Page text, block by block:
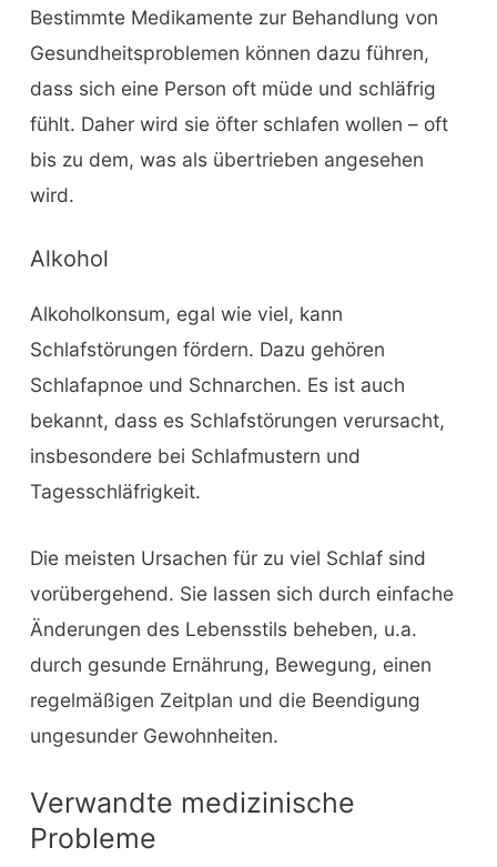
Bestimmte Medikamente zur Behandlung von
Gesundheitsproblemen können dazu führen,
dass sich eine Person oft müde und schläfrig
fühlt. Daher wird sie öfter schlafen wollen – oft
bis zu dem, was als übertrieben angesehen
wird.
Alkohol
Alkoholkonsum, egal wie viel, kann
Schlafstörungen fördern. Dazu gehören
Schlafapnoe und Schnarchen. Es ist auch
bekannt, dass es Schlafstörungen verursacht,
insbesondere bei Schlafmustern und
Tagesschläfrigkeit.
Die meisten Ursachen für zu viel Schlaf sind
vorübergehend. Sie lassen sich durch einfache
Änderungen des Lebensstils beheben, u.a.
durch gesunde Ernährung, Bewegung, einen
regelmäßigen Zeitplan und die Beendigung
ungesunder Gewohnheiten.
Verwandte medizinische
Probleme